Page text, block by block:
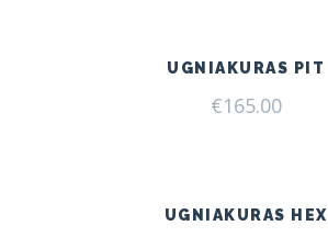
UGNIAKURAS PIT
€165.00
UGNIAKURAS HEX